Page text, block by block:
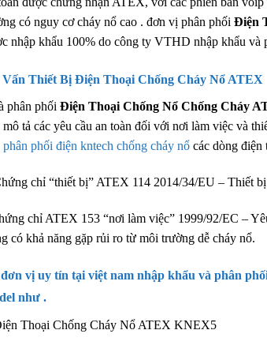
có nguy cơ cháy nổ cao . đơn vị phân phối Điện
nhập khẩu 100% do công ty VTHD nhập khẩu và
Thiết Bị Điện Thoại Chống Cháy Nổ ATEX
phân phối Điện Thoại Chống Nổ Chống Cháy
tả các yêu cầu an toàn đối với nơi làm việc và
phân phối điện kntech chống cháy nổ các dòng
chỉ “thiết bị” ATEX 114 2014/34/EU – Thiết
chỉ ATEX 153 “nơi làm việc” 1999/92/EC –
có khả năng gặp rủi ro từ môi trường dễ cháy nổ.
vị uy tín tại việt nam nhập khẩu và phân
như .
Thoại Chống Cháy Nổ ATEX KNEX5